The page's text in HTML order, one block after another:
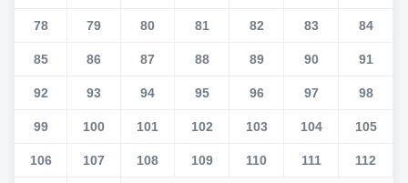
78 79 80 81 82 83 84
85 86 87 88 89 90 91
92 93 94 95 96 97 98
99 100 101 102 103 104 105
106 107 108 109 110 111 112